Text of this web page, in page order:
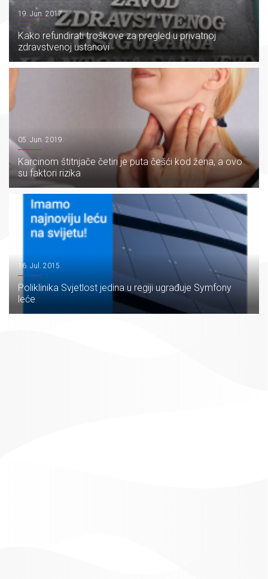
19. Jun. 2017.
Kako refundirati troškove za pregled u privatnoj
zdravstvenoj ustanovi
05. Jun. 2019.
Karcinom štitnjače četiri je puta češći kod žena, a ovo
su faktori rizika
16. Jul. 2015.
Poliklinika Svjetlost jedina u regiji ugrađuje Symfony
leće